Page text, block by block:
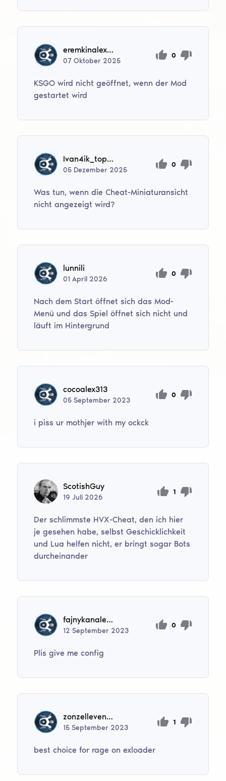
eremkinalex74
07Oktober 2025
0
KSGO wird nicht geöffnet, wenn der Mod
gestartet wird
Ivan4ik_top4ik
05 Dezember 2025
0
Was tun, wenn die Cheat-Miniaturansicht
nicht angezeigt wird?
lunnili
01April 2026
0
Nach dem Start öffnet sich das Mod-
Menü und das Spiel öffnet sich nicht und
läuft im Hintergrund
cocoalex313
05September 2023
0
i piss ur mothjer with my ockck
ScotishGuy
19Juli 2026
1
Der schlimmste HVX-Cheat, den ich hier
je gesehen habe, selbst Geschicklichkeit
und Lua helfen nicht, er bringt sogar Bots
durcheinander
fajnykanalek123
12September 2023
0
Plis give me config
zonzellevente
15September 2023
1
best choice for rage on exloader